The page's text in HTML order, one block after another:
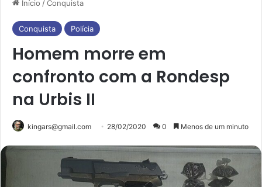
Início /Conquista
Conquista Polícia
Homem morre em
confronto com a Rondesp
na Urbis II
kingars@gmail.com 28/02/2020 0 Menos de um minuto